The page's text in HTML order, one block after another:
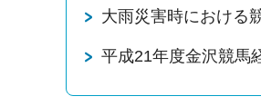
大雨災害時における
平成21年度金沢競馬